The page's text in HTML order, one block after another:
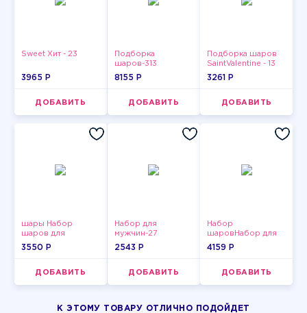
Sweet Хит - 23
3965 P
ДОБАВИТЬ
Подборка
шаров-313
8155 P
ДОБАВИТЬ
Подборка шаров
SaintValentine - 13
3261 P
ДОБАВИТЬ
шары Набор
шаров для
девушки-3
3550 P
ДОБАВИТЬ
Набор для
мужчин-27
2543 P
ДОБАВИТЬ
Набор
шаровНабор для
мужчин-9
4159 P
ДОБАВИТЬ
К ЭТОМУ ТОВАРУ ОТЛИЧНО ПОДОЙДЕТ